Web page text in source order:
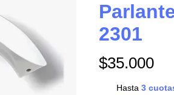
2301
$35.000
Hasta 3